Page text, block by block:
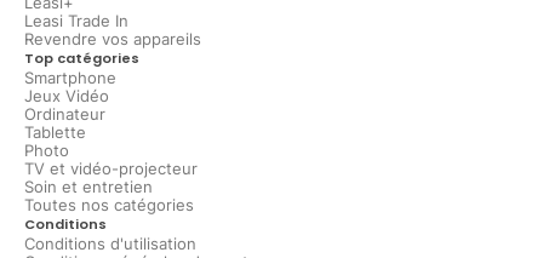
Leasi Trade In
Revendre vos appareils
Top catégories
Smartphone
Jeux Vidéo
Ordinateur
Tablette
Photo
TV et vidéo-projecteur
Soin et entretien
Toutes nos catégories
Conditions
Conditions d'utilisation